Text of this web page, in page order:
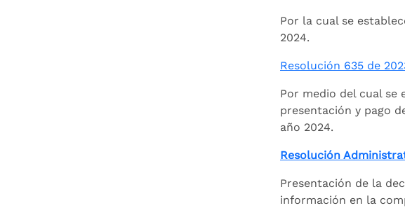
Por la cual se
2024.
Resolución 635 de
Por medio del cual
presentación y pago
año 2024.
Resolución
Presentación de la
información en la